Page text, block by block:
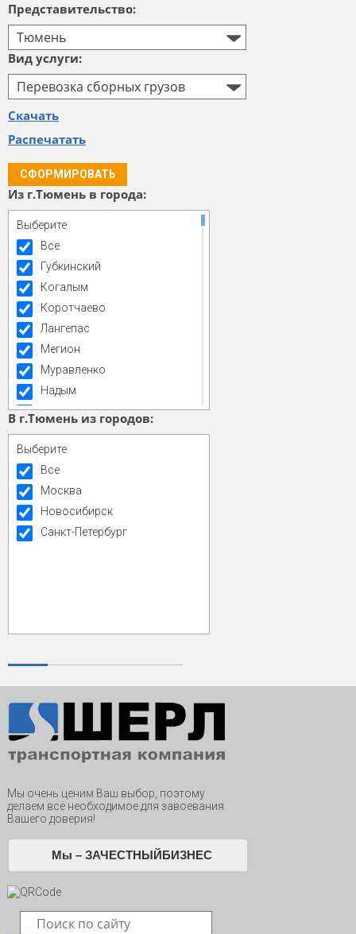
Представительство:
Тюмень
Вид услуги:
Перевозка сборных грузов
Скачать
Распечатать
СФОРМИРОВАТЬ
Из г.Тюмень в города:
Выберите
Все
Губкинский
Когалым
Коротчаево
Лангепас
Мегион
Муравленко
Надым
Нефтюганск
Нижневартовск
Новый Уренгой
Ноябрьск
Пойковский
Пуровск
Пурпе
Ханты-Мансийск
В г.Тюмень из городов:
Выберите
Все
Москва
Новосибирск
Санкт-Петербург
Мы очень ценим Ваш выбор, поэтому
делаем всё необходимое для завоевания
Вашего доверия!
Мы – ЗАЧЕСТНЫЙБИЗНЕС